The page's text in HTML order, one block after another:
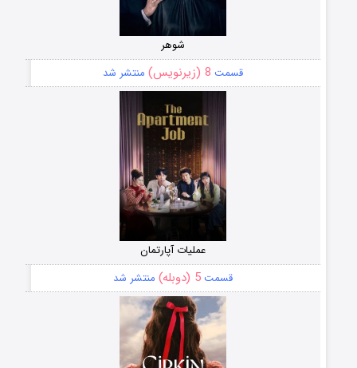
شوهر
قسمت 8 (زیرنویس) منتشر شد
عملیات آپارتمان
قسمت5 (دوبله) منتشر شد